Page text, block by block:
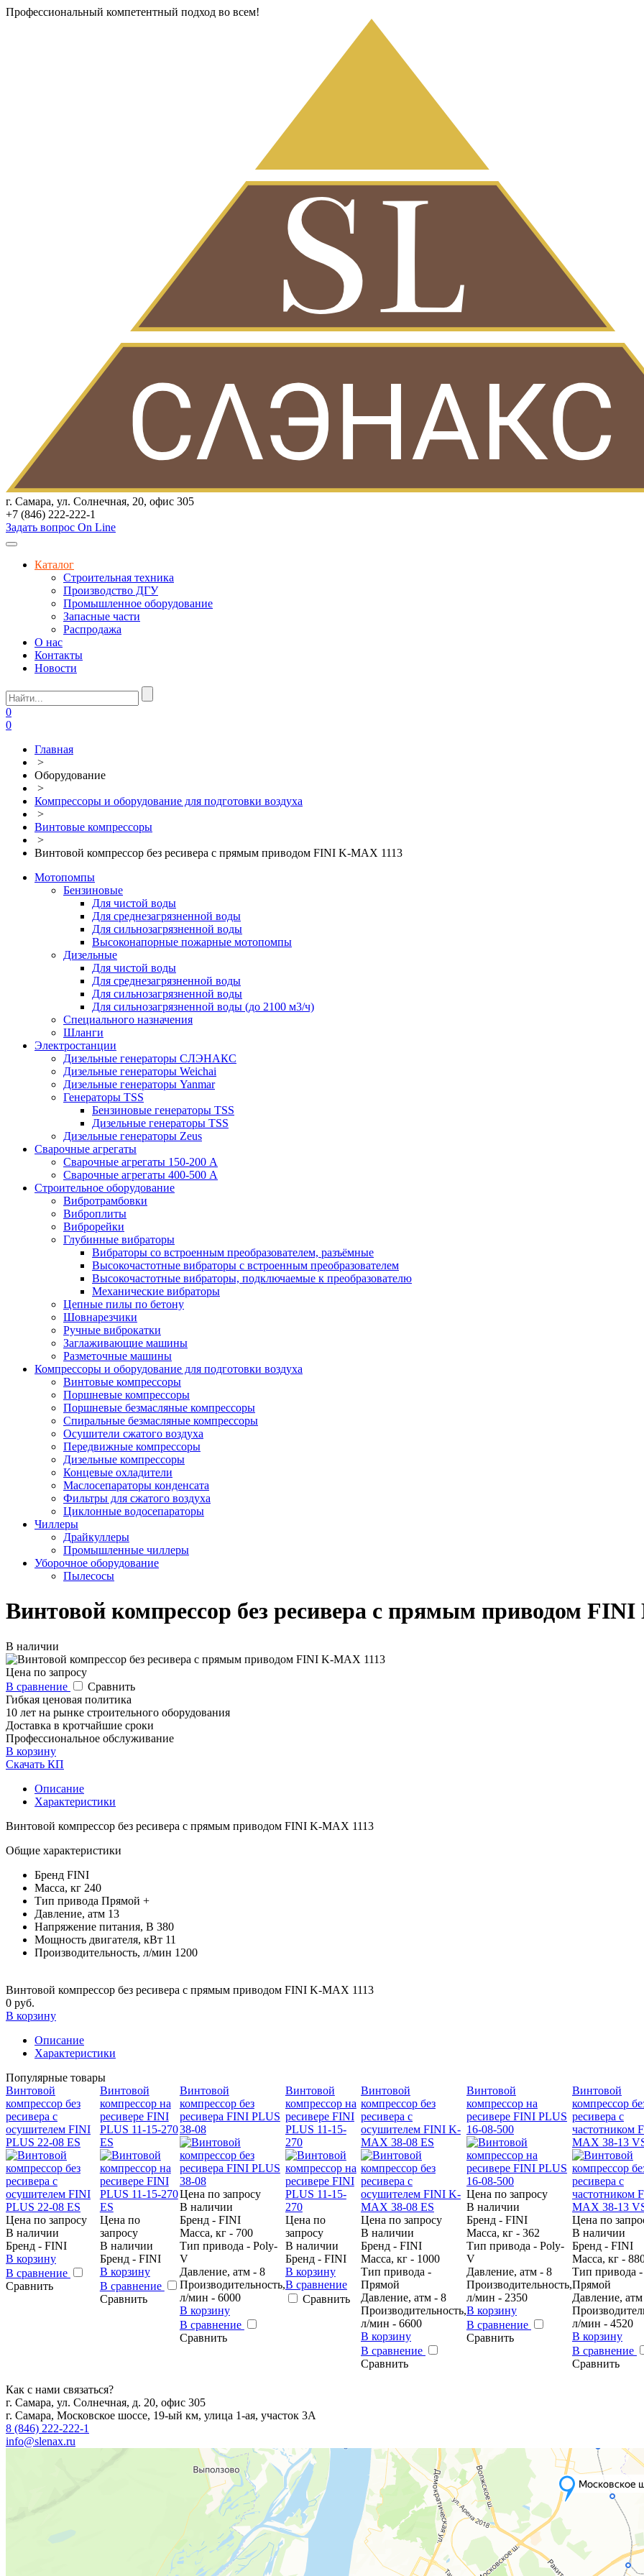
Профессиональный компетентный подход во всем!
г. Самара, ул. Солнечная, 20, офис 305
+7 (846) 222-222-1
Задать вопрос On Line
Каталог
Строительная техника
Производство ДГУ
Промышленное оборудование
Запасные части
Распродажа
О нас
Контакты
Новости
0
0
Главная
>
Оборудование
>
Компрессоры и оборудование для подготовки воздуха
>
Винтовые компрессоры
>
Винтовой компрессор без ресивера с прямым приводом FINI K-MAX 1113
Мотопомпы
Бензиновые
Для чистой воды
Для среднезагрязненной воды
Для сильнозагрязненной воды
Высоконапорные пожарные мотопомпы
Дизельные
Для чистой воды
Для среднезагрязненной воды
Для сильнозагрязненной воды
Для сильнозагрязненной воды (до 2100 м3/ч)
Специального назначения
Шланги
Электростанции
Дизельные генераторы СЛЭНАКС
Дизельные генераторы Weichai
Дизельные генераторы Yanmar
Генераторы TSS
Бензиновые генераторы TSS
Дизельные генераторы TSS
Дизельные генераторы Zeus
Сварочные агрегаты
Сварочные агрегаты 150-200 А
Сварочные агрегаты 400-500 А
Строительное оборудование
Вибротрамбовки
Виброплиты
Виброрейки
Глубинные вибраторы
Вибраторы со встроенным преобразователем, разъёмные
Высокочастотные вибраторы с встроенным преобразователем
Высокочастотные вибраторы, подключаемые к преобразователю
Механические вибраторы
Цепные пилы по бетону
Шовнарезчики
Ручные виброкатки
Заглаживающие машины
Разметочные машины
Компрессоры и оборудование для подготовки воздуха
Винтовые компрессоры
Поршневые компрессоры
Поршневые безмасляные компрессоры
Спиральные безмасляные компрессоры
Осушители сжатого воздуха
Передвижные компрессоры
Дизельные компрессоры
Концевые охладители
Маслосепараторы конденсата
Фильтры для сжатого воздуха
Циклонные водосепараторы
Чиллеры
Драйкуллеры
Промышленные чиллеры
Уборочное оборудование
Пылесосы
Винтовой компрессор без ресивера с прямым приводом
В наличии
Цена по запросу
В сравнение
Сравнить
Гибкая ценовая политика
10 лет на рынке строительного оборудования
Доставка в кротчайшие сроки
Профессиональное обслуживание
В корзину
Скачать КП
Описание
Характеристики
Винтовой компрессор без ресивера с прямым приводом FINI K-MAX 1113
Общие характеристики
Бренд FINI
Масса, кг 240
Тип привода Прямой +
Давление, атм 13
Напряжение питания, В 380
Мощность двигателя, кВт 11
Производительность, л/мин 1200
Винтовой компрессор без ресивера с прямым приводом FINI K-MAX 1113
0 руб.
В корзину
Описание
Характеристики
Популярные товары
Винтовой
компрессор без
ресивера с
осушителем FINI
PLUS 22-08 ES
Цена по запросу
В наличии
Бренд - FINI
В корзину
В сравнение
Сравнить
Винтовой
компрессор на
ресивере FINI
PLUS 11-15-270
ES
Цена по
запросу
В наличии
Бренд - FINI
В корзину
В сравнение
Сравнить
Винтовой
компрессор без
ресивера FINI PLUS
38-08
Цена по запросу
В наличии
Бренд - FINI
Масса, кг - 700
Тип привода - Poly-
V
Давление, атм - 8
Производительность,
л/мин - 6000
В корзину
В сравнение
Сравнить
Винтовой
компрессор на
ресивере FINI
PLUS 11-15-
270
Цена по
запросу
В наличии
Бренд - FINI
В корзину
В сравнение
Сравнить
Винтовой
компрессор без
ресивера с
осушителем FINI K-
MAX 38-08 ES
Цена по запросу
В наличии
Бренд - FINI
Масса, кг - 1000
Тип привода -
Прямой
Давление, атм - 8
Производительность,
л/мин - 6600
В корзину
В сравнение
Сравнить
Винтовой
компрессор на
ресивере FINI PLUS
16-08-500
Цена по запросу
В наличии
Бренд - FINI
Масса, кг - 362
Тип привода - Poly-
V
Давление, атм - 8
Производительность,
л/мин - 2350
В корзину
В сравнение
Сравнить
Винтовой
компрессор
ресивера с
частотником
MAX 38-13
Цена по
В наличии
Бренд - FINI
Масса, кг -
Тип привода -
Прямой
Давление,
л/мин - 4520
В корзину
В сравнение
Сравнить
Как с нами связаться?
г. Самара, ул. Солнечная, д. 20, офис 305
г. Самара, Московское шоссе, 19-ый км, улица 1-ая, участок 3А
8 (846) 222-222-1
info@slenax.ru